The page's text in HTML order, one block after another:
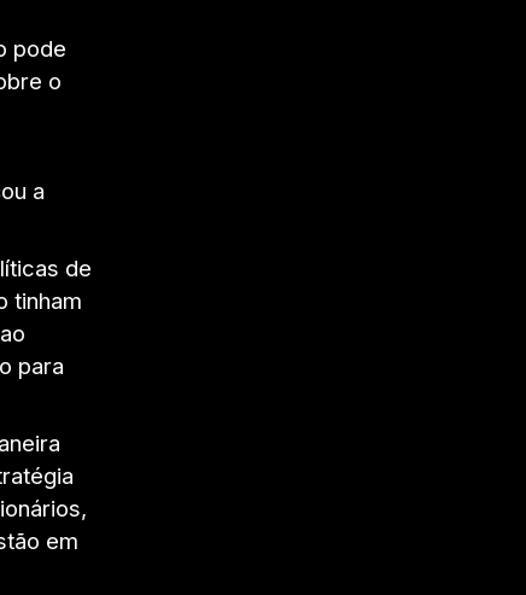
pode
o
a
de
tinham
para
em